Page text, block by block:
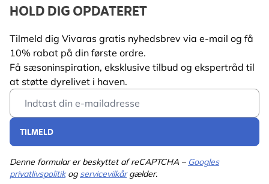
HOLD DIG OPDATERET
Tilmeld dig Vivaras gratis nyhedsbrev via e-mail og få
10% rabat på din første ordre.
Få sæsoninspiration, eksklusive tilbud og ekspertråd til
at støtte dyrelivet i haven.
Email Address
TILMELD
Denne formular er beskyttet af reCAPTCHA – Googles
privatlivspolitikog servicevilkårgælder.